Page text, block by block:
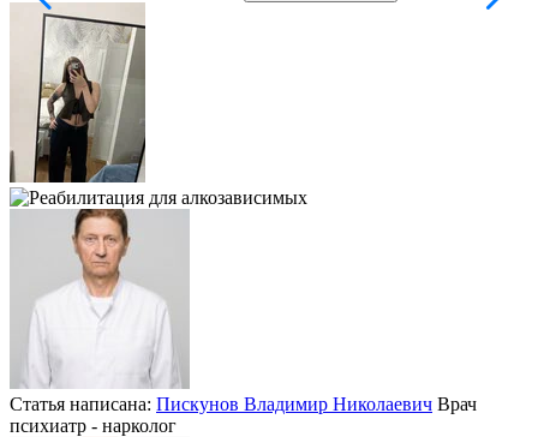
Статья написана: Пискунов Владимир Николаевич Врач
психиатр - нарколог